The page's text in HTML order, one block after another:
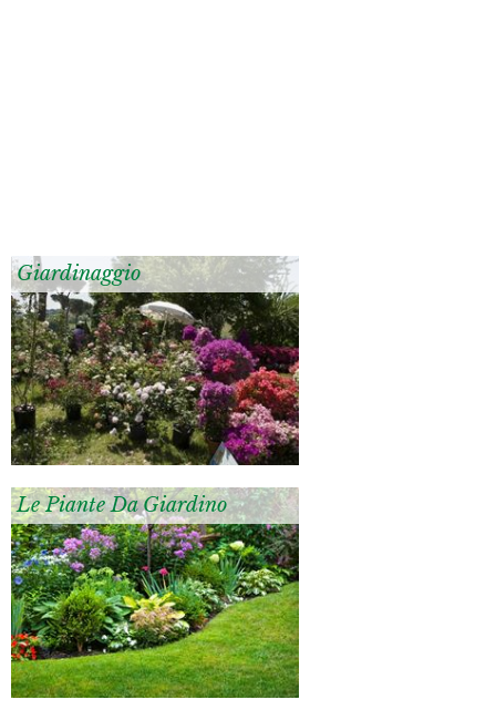
Giardinaggio
Le Piante Da Giardino